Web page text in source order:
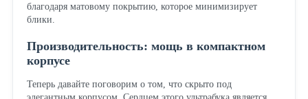
благодаря матовому покрытию, которое минимизирует
блики.
Производительность: мощь в компактном
корпусе
Теперь давайте поговорим о том, что скрыто под